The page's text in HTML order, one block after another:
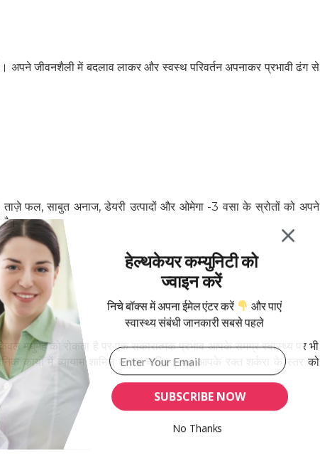
अपने जीवनशैली में बदलाव लाकर और स्वस्थ परिवर्तन अपनाकर प्रभावी ढंग से
फल, साबुत अनाज, डेयरी उत्पादों और ओमेगा -3 वसा के स्रोतों को अपने
है।
मधुमेह को रोकता है पर एक सकारात्मक प्रभाव आपके समग्र स्वास्थ्य पर भी
कार्यों में व्यायाम शामिल करना चाहिए। यह आपके रक्त शर्करा के स्तर को
SUBSCRIBE NOW
हेल्थकेयर कम्युनिटी को
ज्वाइन करें
निचे बॉक्स में अपना ईमेल एंटर करें और पाएं
स्वास्थ्य संबंधी जानकारी सबसे पहले
No Thanks